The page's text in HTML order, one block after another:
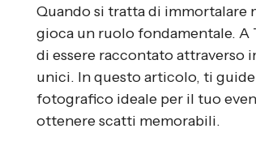
Quando si tratta di immortalare
gioca un ruolo fondamentale.
di essere raccontato
unici. In questo articolo, ti
fotografico ideale per il tuo
ottenere scatti memorabili.